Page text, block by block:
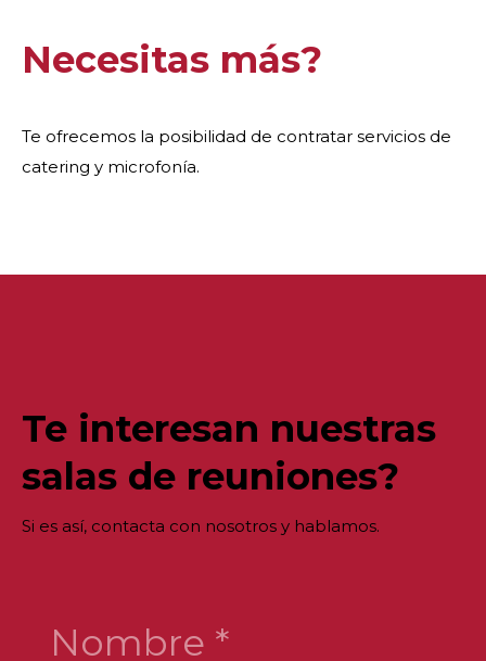
Necesitas más?
Te ofrecemos la posibilidad de contratar servicios de
catering y microfonía.
Te interesan nuestras
salas de reuniones?
Si es así, contacta con nosotros y hablamos.
Nombre *